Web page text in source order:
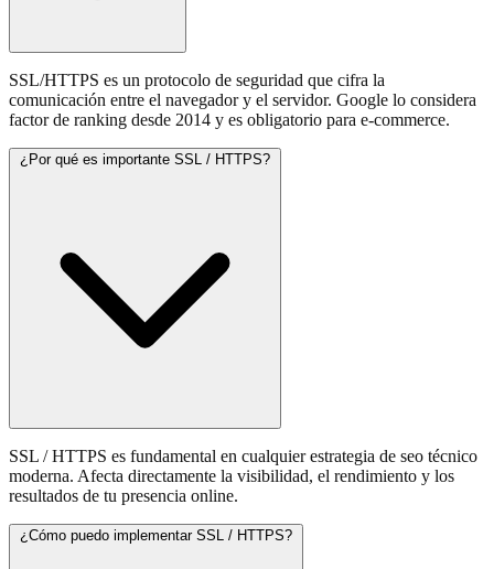
SSL/HTTPS es un protocolo de seguridad que cifra la
comunicación entre el navegador y el servidor. Google lo considera
factor de ranking desde 2014 y es obligatorio para e-commerce.
¿Por qué es importante SSL / HTTPS?
SSL / HTTPS es fundamental en cualquier estrategia de seo técnico
moderna. Afecta directamente la visibilidad, el rendimiento y los
resultados de tu presencia online.
¿Cómo puedo implementar SSL / HTTPS?